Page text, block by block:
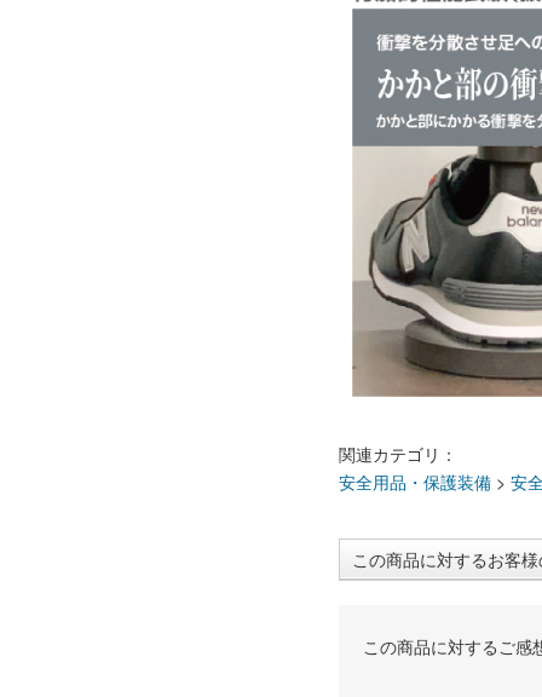
関連カテゴリ：
安全用品・保護装備 > 安
この商品に対するお客
この商品に対するご感